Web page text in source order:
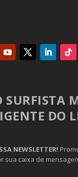
SURFISTA
DO
NEWSLETTER!
sua caixa de